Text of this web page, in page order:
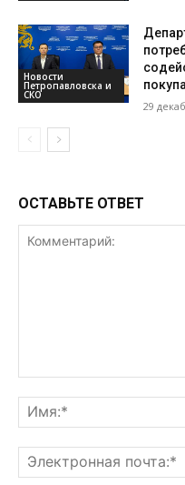
Новости
Петропавловска и
СКО
29
ОСТАВЬТЕ ОТВЕТ